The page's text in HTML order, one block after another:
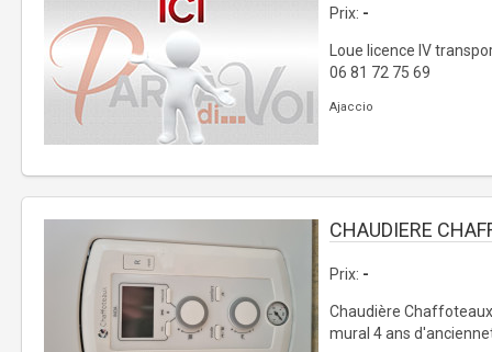
Prix: -
Loue licence IV
06 81 72 75 69
Ajaccio
CHAUDIERE
Prix: -
Chaudière
mural 4 ans